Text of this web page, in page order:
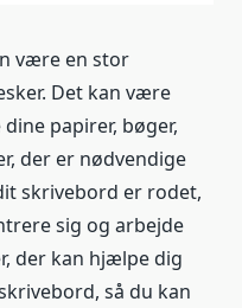
være en stor
Det kan være
papirer, bøger,
der er nødvendige
skrivebord er rodet,
sig og arbejde
der kan hjælpe dig
så du kan